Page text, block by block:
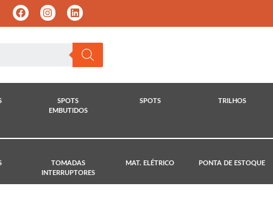
SPOTS
EMBUTIDOS
SPOTS TRILHOS
TOMADAS
INTERRUPTORES
MAT. ELÉTRICO PONTA DE ESTOQUE